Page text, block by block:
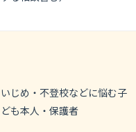
いじめ・不登校などに悩む子
ども本人・保護者